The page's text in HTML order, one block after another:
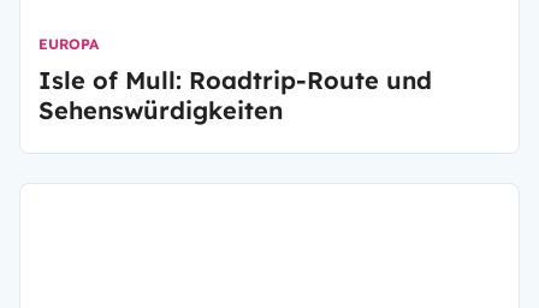
EUROPA
Isle of Mull: Roadtrip-Route und
Sehenswürdigkeiten